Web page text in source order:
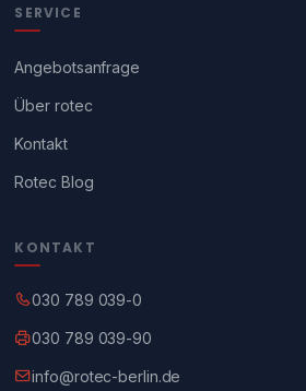
SERVICE
Angebotsanfrage
Über rotec
Kontakt
Rotec Blog
KONTAKT
030 789 039-0
030 789 039-90
info@rotec-berlin.de